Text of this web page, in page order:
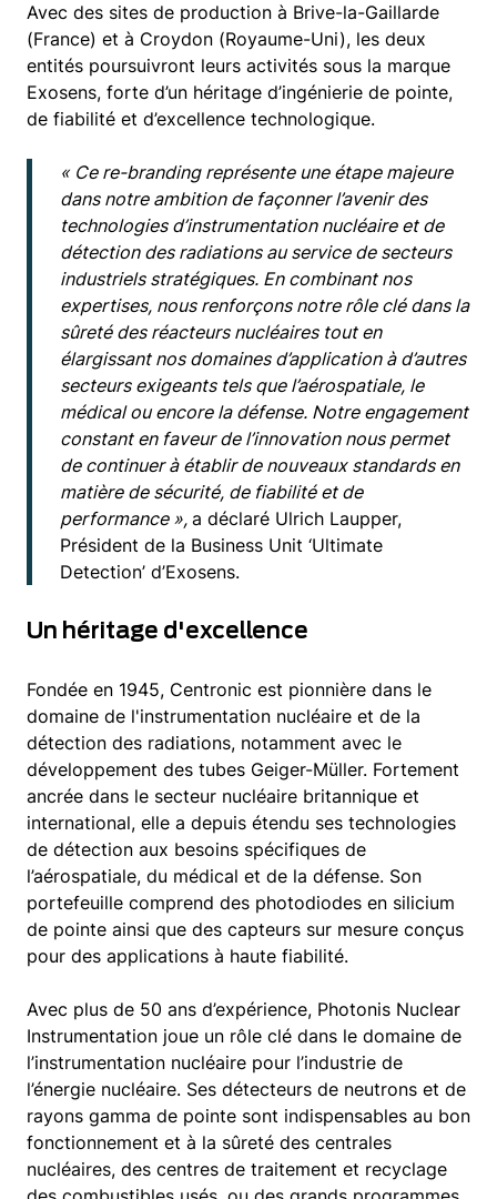
Avec des sites de production à Brive-la-Gaillarde
(France) et à Croydon (Royaume-Uni), les deux
entités poursuivront leurs activités sous la marque
Exosens, forte d’un héritage d’ingénierie de pointe,
de fiabilité et d’excellence technologique.
« Ce re-branding représente une étape majeure
dans notre ambition de façonner l’avenir des
technologies d’instrumentation nucléaire et de
détection des radiations au service de secteurs
industriels stratégiques. En combinant nos
expertises, nous renforçons notre rôle clé dans la
sûreté des réacteurs nucléaires tout en
élargissant nos domaines d’application à d’autres
secteurs exigeants tels que l’aérospatiale, le
médical ou encore la défense. Notre engagement
constant en faveur de l’innovation nous permet
de continuer à établir de nouveaux standards en
matière de sécurité, de fiabilité et de
performance », a déclaré Ulrich Laupper,
Président de la Business Unit ‘Ultimate
Detection’ d’Exosens.
Un héritage d'excellence
Fondée en 1945, Centronic est pionnière dans le
domaine de l'instrumentation nucléaire et de la
détection des radiations, notamment avec le
développement des tubes Geiger-Müller. Fortement
ancrée dans le secteur nucléaire britannique et
international, elle a depuis étendu ses technologies
de détection aux besoins spécifiques de
l’aérospatiale, du médical et de la défense. Son
portefeuille comprend des photodiodes en silicium
de pointe ainsi que des capteurs sur mesure conçus
pour des applications à haute fiabilité.
Avec plus de 50 ans d’expérience, Photonis Nuclear
Instrumentation joue un rôle clé dans le domaine de
l’instrumentation nucléaire pour l’industrie de
l’énergie nucléaire. Ses détecteurs de neutrons et de
rayons gamma de pointe sont indispensables au bon
fonctionnement et à la sûreté des centrales
nucléaires, des centres de traitement et recyclage